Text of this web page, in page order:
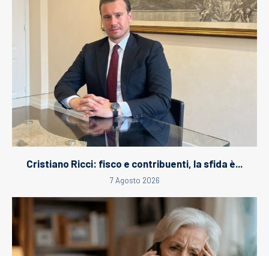
Cristiano Ricci: fisco e contribuenti, la sfida è...
7 Agosto 2026